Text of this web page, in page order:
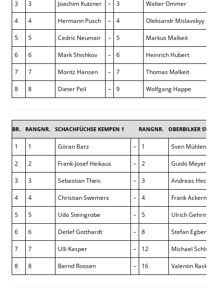
3 3 Joachim Kutzner – 3 Walter Ommer
4 4 Hermann Pusch – 4 Oleksandr Mislavskyy
5 5 Cedric Neumair – 5 Markus Malkeit
6 6 Mark Shishkov – 6 Heinrich Hubert
7 7 Moritz Hansen – 7 Thomas Malkeit
8 8 Dieter Peil – 9 Wolfgang Happe
BR. RANGNR. SCHACHFÜCHSE KEMPEN 1 RANGNR. OBERBILKER SV 1
1 1 Göran Barz – 1 Sven
2 2 Frank-Josef Heikaus – 2 Guido Meyer
3 3 Sebastian Theis – 3 Andreas Hecker
4 4 Christian Swemers – 4 Frank
5 5 Udo Steingrobe – 5 Ulrich Gehrmann
6 6 Detlef Gotthardt – 8 Stefan Egbers
7 7 Ulli Kasper – 12 Michael Schlüter
8 8 Bernd Roosen – 16 Valentin Raskin